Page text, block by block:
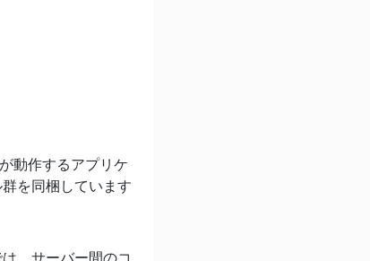
動作するアプリケ
を同梱しています